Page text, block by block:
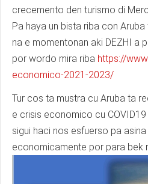
crecemento den turismo di
Pa haya un bista riba con
na e momentonan aki DEZHI a
por wordo mira riba https://
economico-2021-2023/
Tur cos ta mustra cu Aruba ta
e crisis economico cu
sigui haci nos esfuerso pa
economicamente por para bek